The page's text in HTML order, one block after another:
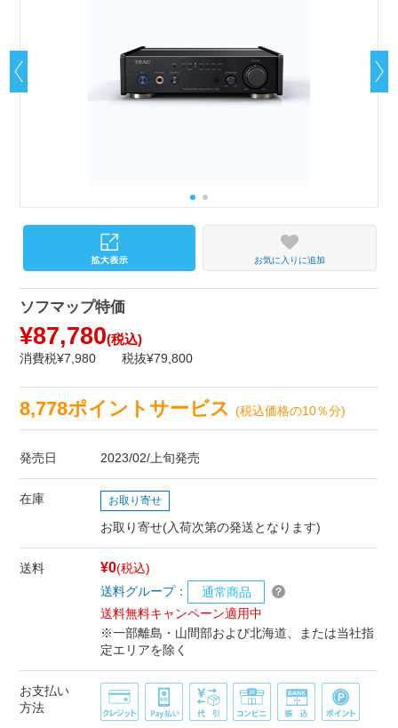
お気に入りに追加
ソフマップ特価
¥87,780(税込)
消費税¥7,980 税抜¥79,800
8,778ポイントサービス(税込価格の10％分)
発売日 2023/02/上旬発売
在庫 お取り寄せ
お取り寄せ(入荷次第の発送となります)
送料 ¥0(税込)
送料グループ：
通常商品
送料無料キャンペーン適用中
※一部離島・山間部および北海道、または当社指
定エリアを除く
お支払い
方法